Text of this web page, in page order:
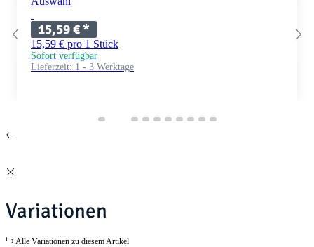
15,59 €*
15,59 € pro 1 Stück
Sofort verfügbar
Lieferzeit: 1 - 3 Werktage
Variationen
Alle Variationen zu diesem Artikel